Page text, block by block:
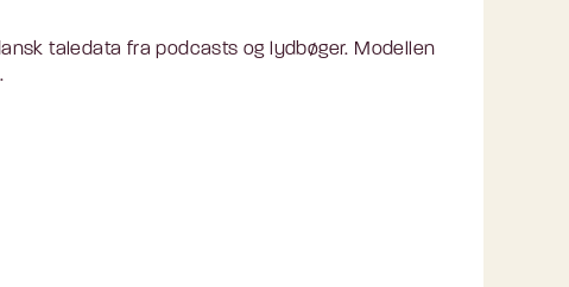
taledata fra podcasts og lydbøger. Modellen